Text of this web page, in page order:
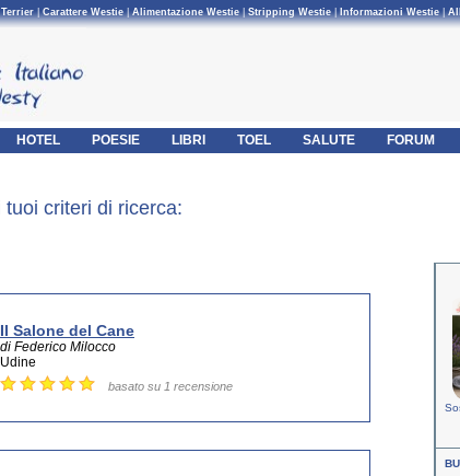
|Carattere Westie|Alimentazione Westie|Stripping Westie| Informazioni Westie|
HOTEL POESIE LIBRI TOEL SALUTE FORUM
criteri di ricerca:
Il Salone del Cane
di Federico Milocco
Udine
basato su 1 recensione